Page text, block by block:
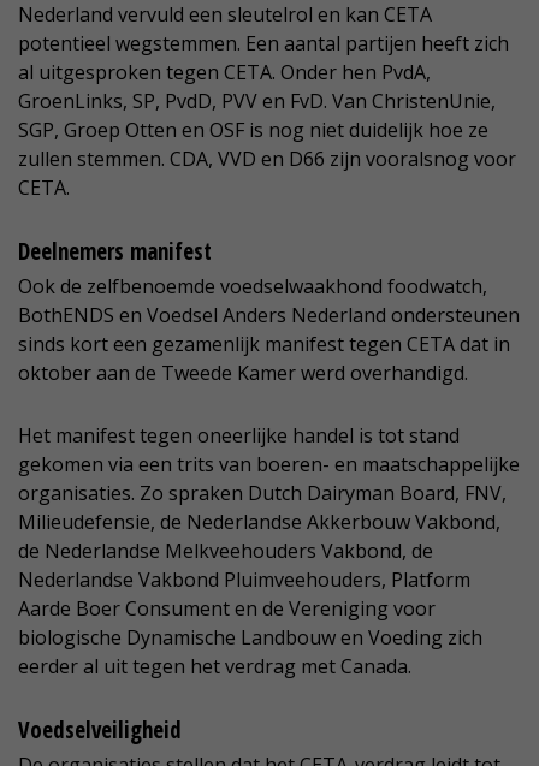
Nederland vervuld een sleutelrol en kan CETA
potentieel wegstemmen. Een aantal partijen heeft zich
al uitgesproken tegen CETA. Onder hen PvdA,
GroenLinks, SP, PvdD, PVV en FvD. Van ChristenUnie,
SGP, Groep Otten en OSF is nog niet duidelijk hoe ze
zullen stemmen. CDA, VVD en D66 zijn vooralsnog voor
CETA.
Deelnemers manifest
Ook de zelfbenoemde voedselwaakhond foodwatch,
BothENDS en Voedsel Anders Nederland ondersteunen
sinds kort een gezamenlijk manifest tegen CETA dat in
oktober aan de Tweede Kamer werd overhandigd.
Het manifest tegen oneerlijke handel is tot stand
gekomen via een trits van boeren- en maatschappelijke
organisaties. Zo spraken Dutch Dairyman Board, FNV,
Milieudefensie, de Nederlandse Akkerbouw Vakbond,
de Nederlandse Melkveehouders Vakbond, de
Nederlandse Vakbond Pluimveehouders, Platform
Aarde Boer Consument en de Vereniging voor
biologische Dynamische Landbouw en Voeding zich
eerder al uit tegen het verdrag met Canada.
Voedselveiligheid